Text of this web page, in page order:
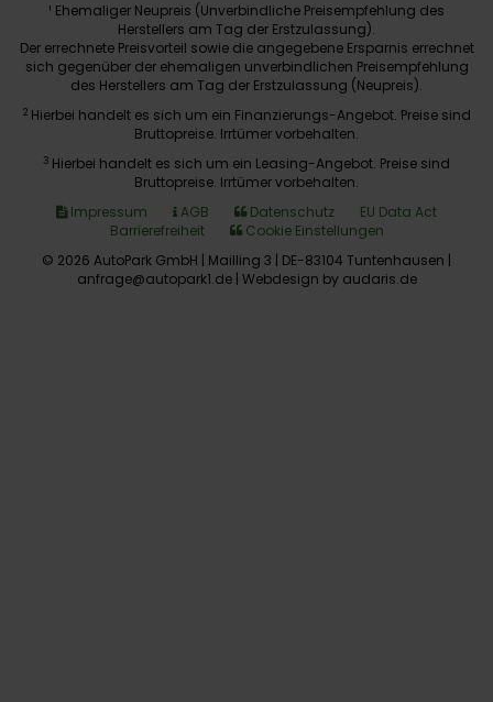
1 Ehemaliger Neupreis (Unverbindliche Preisempfehlung des
Herstellers am Tag der Erstzulassung).
Der errechnete Preisvorteil sowie die angegebene Ersparnis errechnet
sich gegenüber der ehemaligen unverbindlichen Preisempfehlung
des Herstellers am Tag der Erstzulassung (Neupreis).
2 Hierbei handelt es sich um ein Finanzierungs-Angebot. Preise sind
Bruttopreise. Irrtümer vorbehalten.
3 Hierbei handelt es sich um ein Leasing-Angebot. Preise sind
Bruttopreise. Irrtümer vorbehalten.
Impressum
AGB Datenschutz
EU Data Act
Barrierefreiheit
Cookie Einstellungen
© 2026 AutoPark GmbH | Mailling 3 | DE-83104 Tuntenhausen |
anfrage@autopark1.de | Webdesign by audaris.de